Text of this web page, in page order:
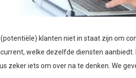
klanten niet in staat zijn om
welke dezelfde diensten
zeker iets om over na te denken. We